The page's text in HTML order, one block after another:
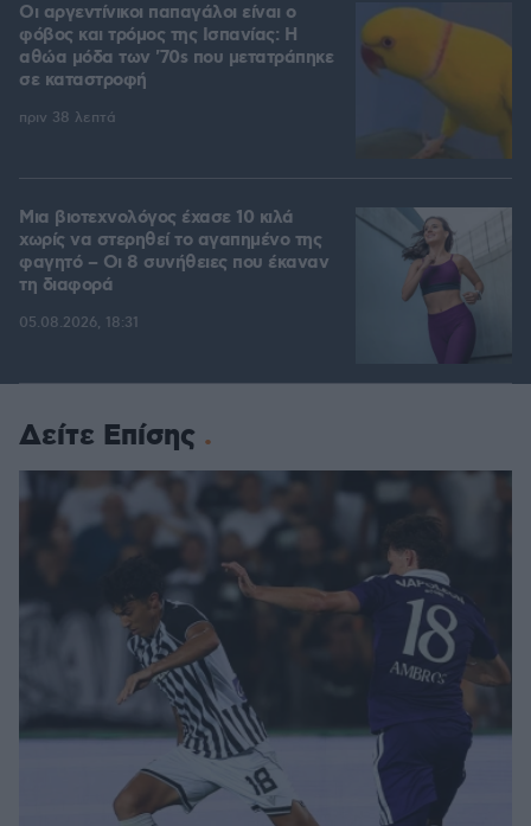
Οι αργεντίνικοι παπαγάλοι είναι ο
φόβος και τρόμος της Ισπανίας: Η
αθώα μόδα των '70s που μετατράπηκε
σε καταστροφή
πριν 38 λεπτά
Μια βιοτεχνολόγος έχασε 10 κιλά
χωρίς να στερηθεί το αγαπημένο της
φαγητό – Οι 8 συνήθειες που έκαναν
τη διαφορά
05.08.2026, 18:31
Δείτε Επίσης